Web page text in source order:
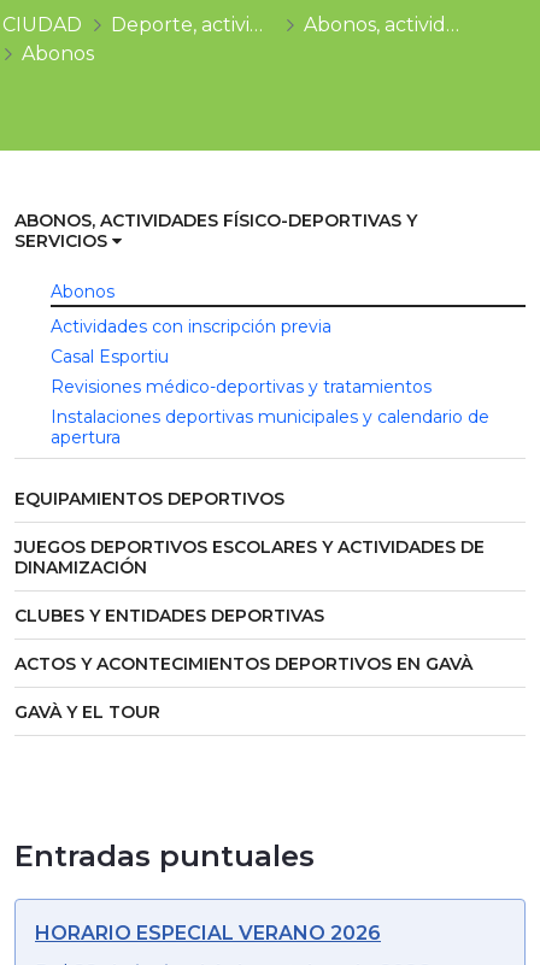
CIUDAD Deporte, actividad física y salud
Abonos, actividades físico-deportivas y servicios
Abonos
ABONOS, ACTIVIDADES FÍSICO-DEPORTIVAS Y
SERVICIOS
Abonos
Actividades con inscripción previa
Casal Esportiu
Revisiones médico-deportivas y tratamientos
Instalaciones deportivas municipales y calendario de
apertura
EQUIPAMIENTOS DEPORTIVOS
JUEGOS DEPORTIVOS ESCOLARES Y ACTIVIDADES DE
DINAMIZACIÓN
CLUBES Y ENTIDADES DEPORTIVAS
ACTOS Y ACONTECIMIENTOS DEPORTIVOS EN GAVÀ
GAVÀ Y EL TOUR
Entradas puntuales
HORARIO ESPECIAL VERANO 2026